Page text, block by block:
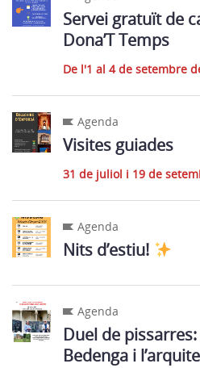
Servei gratuït de
Dona’T Temps
De l'1 al 4 de setembre
Agenda
Visites guiades
31 de juliol i 19 de
Agenda
Nits d’estiu!
Agenda
Duel de pissarres:
Bedenga i